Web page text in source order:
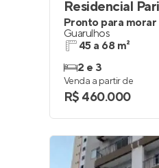
Pronto para morar
Guarulhos
45 a 68 m²
2 e 3
Venda a partir de
R$ 460.000